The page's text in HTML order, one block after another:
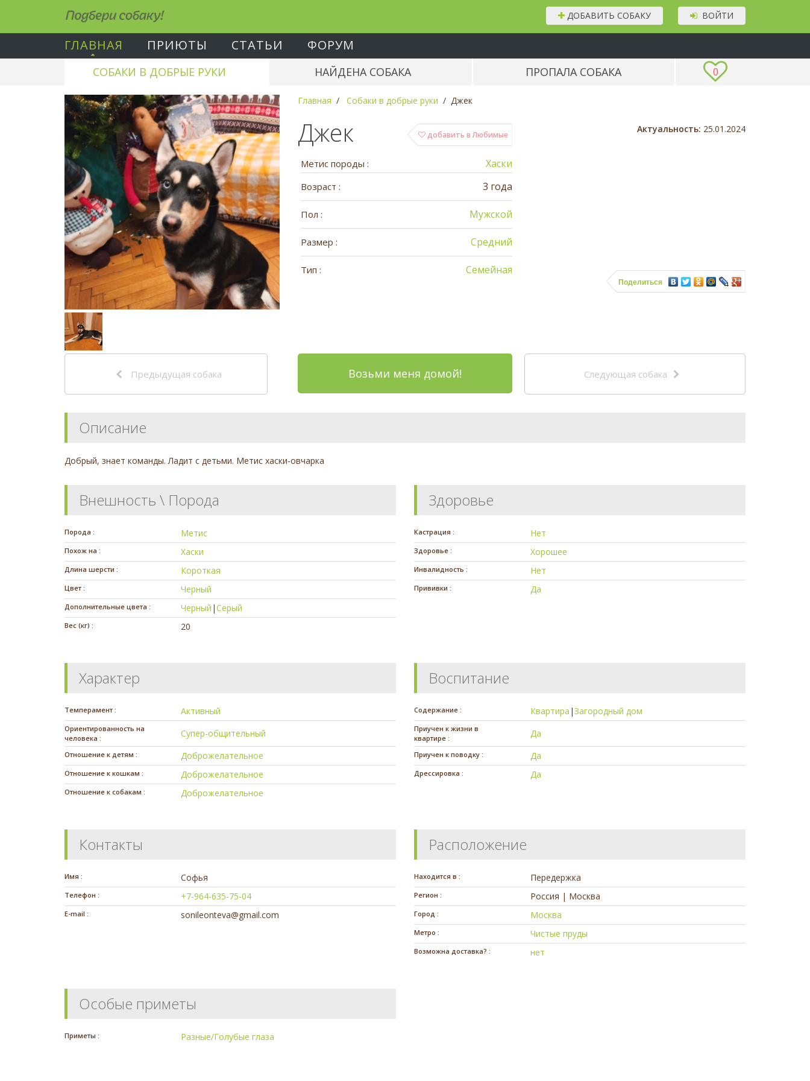
Подбери собаку! ВОЙТИ
ДОБАВИТЬ СОБАКУ
ГЛАВНАЯ ПРИЮТЫ СТАТЬИ ФОРУМ
0
СОБАКИ В ДОБРЫЕ РУКИ НАЙДЕНА СОБАКА ПРОПАЛА СОБАКА
Главная Собаки в добрые руки Джек
добавить в Любимые
Джек
Метис породы : Хаски
Возраст : 3 года
Пол : Мужской
Размер : Средний
Тип : Семейная
Актуальность: 25.01.2024
Поделиться
Предыдущая собака Возьми меня домой! Следующая собака
Описание
Добрый, знает команды. Ладит с детьми. Метис хаски-овчарка
Внешность \ Порода
Порода : Метис
Похож на : Хаски
Длина шерсти : Короткая
Цвет : Черный
Дополнительные цвета : Черный |Серый
Вес (кг) : 20
Здоровье
Кастрация : Нет
Здоровье : Хорошее
Инвалидность : Нет
Прививки : Да
Характер
Темперамент : Активный
Ориентированность на
человека :
Супер-общительный
Отношение к детям : Доброжелательное
Отношение к кошкам : Доброжелательное
Отношение к собакам : Доброжелательное
Воспитание
Содержание : Квартира |Загородный дом
Приучен к жизни в
квартире :
Да
Приучен к поводку : Да
Дрессировка : Да
Контакты
Имя : Софья
Телефон : +7-964-635-75-04
E-mail : sonileonteva@gmail.com
Расположение
Находится в : Передержка
Регион : Россия | Москва
Город : Москва
Метро : Чистые пруды
Возможна доставка? : нет
Особые приметы
Приметы : Разные/Голубые глаза